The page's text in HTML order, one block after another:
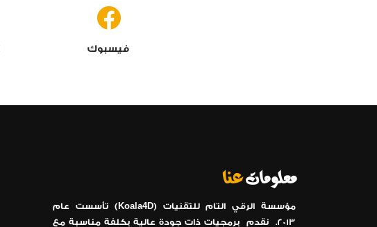
فيسبوك
معلوماتعنا
مؤسسة الرقي التام للتقنيات (Koala4D) تأسست عام
2013. نقدم برمجيات ذات جودة عالية بكلفة مناسبة مع